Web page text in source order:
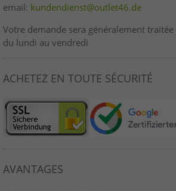
email: kundendienst@outlet46.de
Votre demande sera généralement
du lundi au vendredi
ACHETEZ EN TOUTE SÉCURITÉ
AVANTAGES